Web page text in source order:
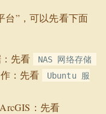
台”，可以先看下面
先看
NAS 网络存储
：先看
Ubuntu 服
：先看